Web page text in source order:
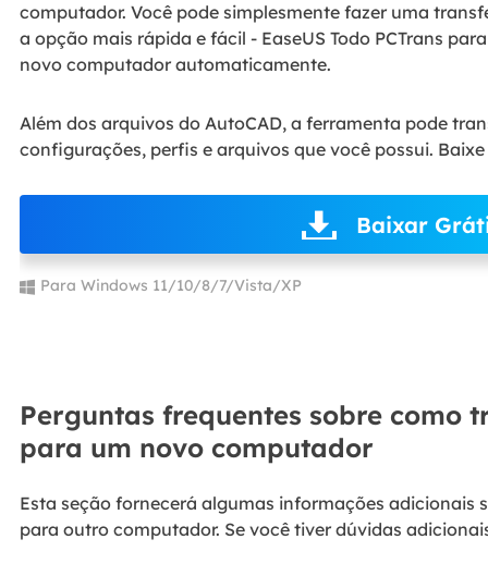
computador. Você pode simplesmente fazer uma
a opção mais rápida e fácil - EaseUS Todo PCTrans
novo computador automaticamente.
Além dos arquivos do AutoCAD, a ferramenta pode
configurações, perfis e arquivos que você possui.
Baixar
Para Windows 11/10/8/7/Vista/XP
Perguntas frequentes sobre como
para um novo computador
Esta seção fornecerá algumas informações adicionais
para outro computador. Se você tiver dúvidas